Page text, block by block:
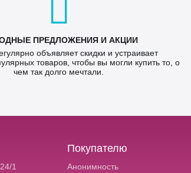
ПРЕДЛОЖЕНИЯ И АКЦИИ
объявляет скидки и устраивает
товаров, чтобы вы могли купить то, о
чем так долго мечтали.
1
Покупателю
Анонимность